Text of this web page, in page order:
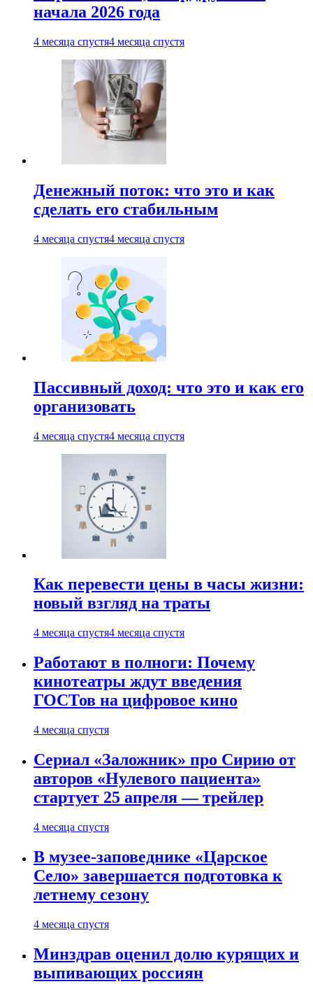
начала 2026 года
4 месяца спустя4 месяца спустя
Денежный поток: что это и как
сделать его стабильным
4 месяца спустя4 месяца спустя
Пассивный доход: что это и как его
организовать
4 месяца спустя4 месяца спустя
Как перевести цены в часы жизни:
новый взгляд на траты
4 месяца спустя4 месяца спустя
Работают в полноги: Почему
кинотеатры ждут введения
ГОСТов на цифровое кино
4 месяца спустя
Сериал «Заложник» про Сирию от
авторов «Нулевого пациента»
стартует 25 апреля — трейлер
4 месяца спустя
В музее-заповеднике «Царское
Село» завершается подготовка к
летнему сезону
4 месяца спустя
Минздрав оценил долю курящих и
выпивающих россиян